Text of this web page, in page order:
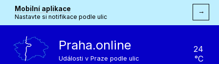
Mobilní aplikace
Nastavte si notifikace podle ulic
→
Praha.online
Události v Praze podle ulic
24
°C